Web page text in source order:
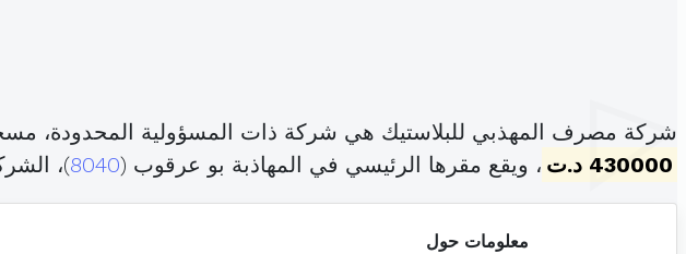
شركة مصرف المهذبي للبلاستيك هي شركة ذات المسؤولية المحدودة،
430000 د.ت
، ويقع مقرها الرئيسي في المهاذبة بو عرقوب (8040)،
معلومات حول